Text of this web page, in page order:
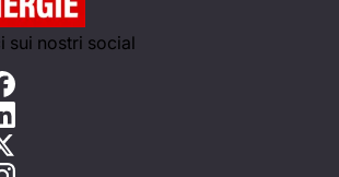
sui nostri social